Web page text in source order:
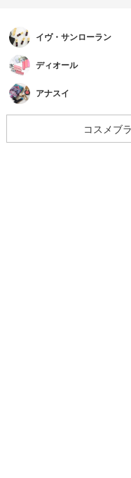
イヴ・サンローラン
ディオール
アナスイ
コスメブ